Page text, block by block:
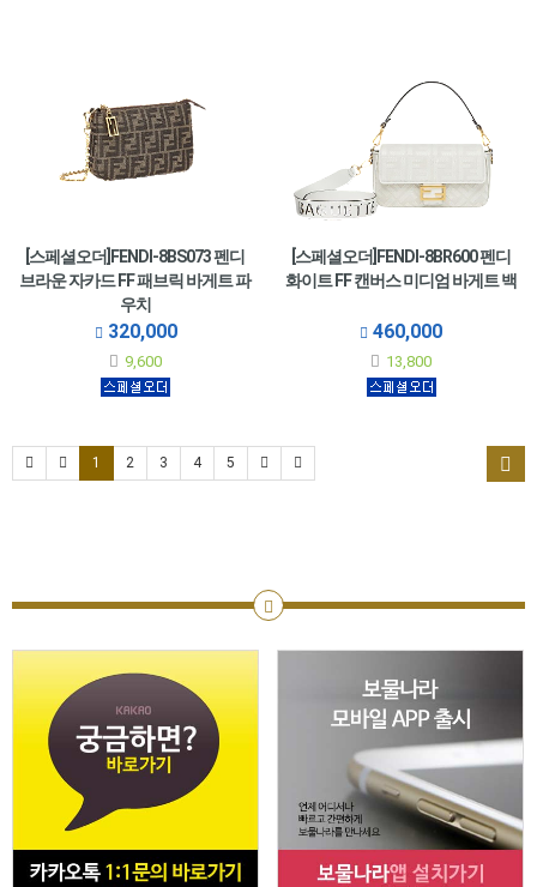
[스페셜오더]FENDI-8BS073 펜디
브라운 자카드 FF 패브릭 바게트 파
우치
320,000
9,600
[스페셜오더]FENDI-8BR600 펜디
화이트 FF 캔버스 미디엄 바게트 백
460,000
13,800
1 2 3 4 5